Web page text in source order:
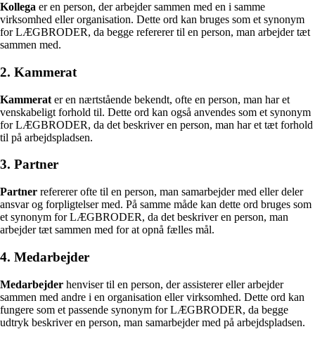
Kollega er en person, der arbejder sammen med en i samme
virksomhed eller organisation. Dette ord kan bruges som et synonym
for LÆGBRODER, da begge refererer til en person, man arbejder tæt
sammen med.
2. Kammerat
Kammerat er en nærtstående bekendt, ofte en person, man har et
venskabeligt forhold til. Dette ord kan også anvendes som et synonym
for LÆGBRODER, da det beskriver en person, man har et tæt forhold
til på arbejdspladsen.
3. Partner
Partner refererer ofte til en person, man samarbejder med eller deler
ansvar og forpligtelser med. På samme måde kan dette ord bruges som
et synonym for LÆGBRODER, da det beskriver en person, man
arbejder tæt sammen med for at opnå fælles mål.
4. Medarbejder
Medarbejder henviser til en person, der assisterer eller arbejder
sammen med andre i en organisation eller virksomhed. Dette ord kan
fungere som et passende synonym for LÆGBRODER, da begge
udtryk beskriver en person, man samarbejder med på arbejdspladsen.